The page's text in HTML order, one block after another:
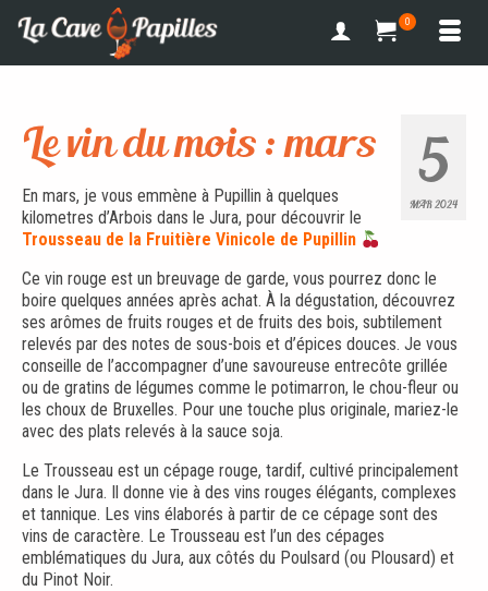
0
5
MAR 2024
Le vin du mois : mars
En mars, je vous emmène à Pupillin à quelques
kilometres d’Arbois dans le Jura, pour découvrir le
Trousseau de la Fruitière Vinicole de Pupillin
Ce vin rouge est un breuvage de garde, vous pourrez donc le
boire quelques années après achat. À la dégustation, découvrez
ses arômes de fruits rouges et de fruits des bois, subtilement
relevés par des notes de sous-bois et d’épices douces. Je vous
conseille de l’accompagner d’une savoureuse entrecôte grillée
ou de gratins de légumes comme le potimarron, le chou-fleur ou
les choux de Bruxelles. Pour une touche plus originale, mariez-le
avec des plats relevés à la sauce soja.
Le Trousseau est un cépage rouge, tardif, cultivé principalement
dans le Jura. Il donne vie à des vins rouges élégants, complexes
et tannique. Les vins élaborés à partir de ce cépage sont des
vins de caractère. Le Trousseau est l’un des cépages
emblématiques du Jura, aux côtés du Poulsard (ou Plousard) et
du Pinot Noir.